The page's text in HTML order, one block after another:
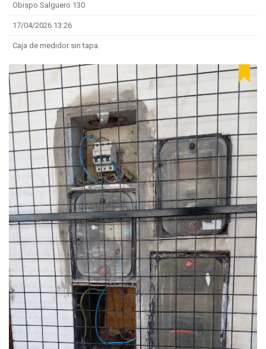
Obispo Salguero 130
17/04/2026 13:26
Caja de medidor sin tapa.